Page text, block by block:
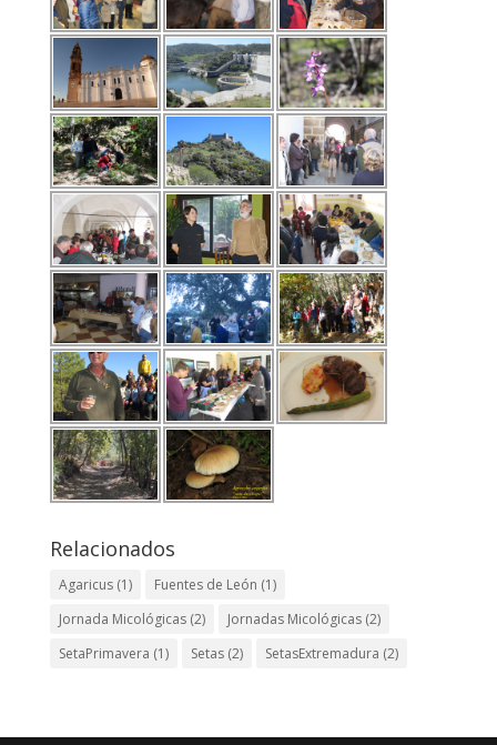
Relacionados
Agaricus(1) Fuentes de León (1)
Jornada Micológicas(2) Jornadas Micológicas(2)
SetaPrimavera (1) Setas(2) SetasExtremadura (2)